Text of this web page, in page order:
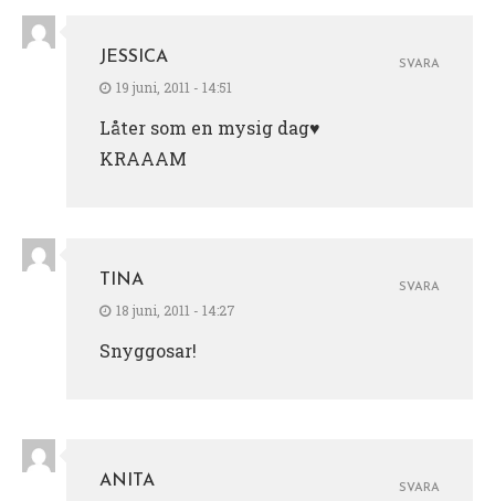
JESSICA
19 juni, 2011 - 14:51
Låter som en mysig dag♥
KRAAAM
SVARA
TINA
18 juni, 2011 - 14:27
Snyggosar!
SVARA
ANITA
SVARA